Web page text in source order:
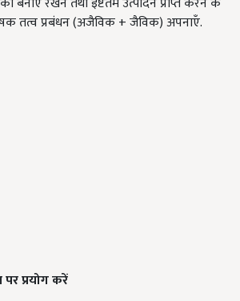
तत्व प्रबंधन (अजैविक + जैविक) अपनाएँ.
पर प्रयोग करें